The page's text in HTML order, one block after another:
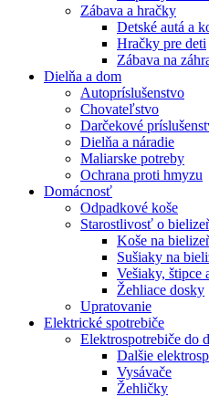
Zábava a hračky
Detské autá a
Hračky pre deti
Zábava na
Dielňa a dom
Autopríslušenstvo
Chovateľstvo
Darčekové
Dielňa a náradie
Maliarske potreby
Ochrana proti hmyzu
Domácnosť
Odpadkové koše
Starostlivosť o
Koše na
Sušiaky na
Vešiaky, štipce
Žehliace dosky
Upratovanie
Elektrické spotrebiče
Elektrospotrebiče do
Dalšie
Vysávače
Žehličky